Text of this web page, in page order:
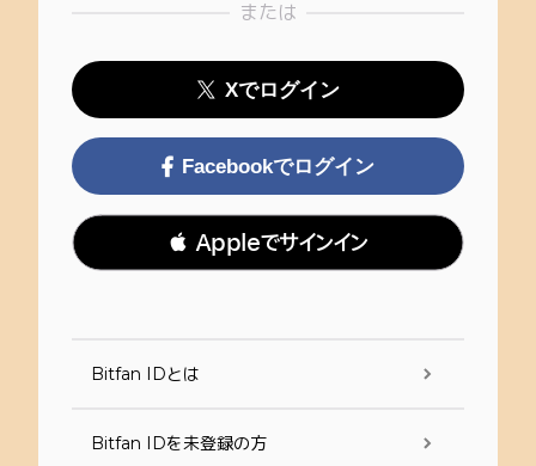
または
Xでログイン
Facebookでログイン
 Appleでサインイン
Bitfan IDとは
Bitfan IDを未登録の方